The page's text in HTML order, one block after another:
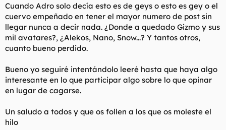
Cuando Adro solo decía esto es de geys o esto es gey o el
cuervo empeñado en tener el mayor numero de post sin
llegar nunca a decir nada. ¿Donde a quedado Gizmo y sus
mil avatares?, ¿Alekos, Nano, Snow...? Y tantos otros,
cuanto bueno perdido.
Bueno yo seguiré intentándolo leeré hasta que haya algo
interesante en lo que participar algo sobre lo que opinar
en lugar de cagarse.
Un saludo a todos y que os follen a los que os moleste el
hilo